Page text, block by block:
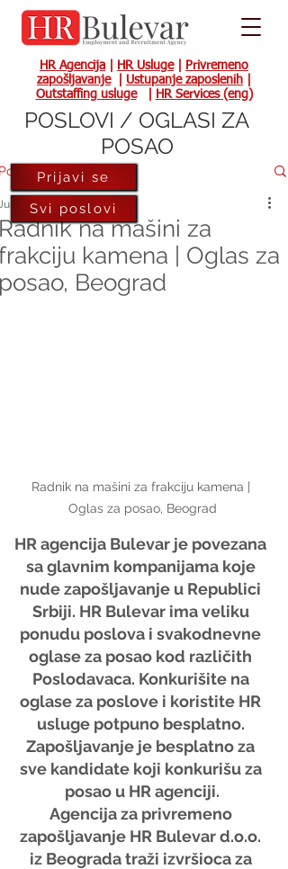
HR Agencija HR Usluge|
Privremeno
zapošljavanje| Ustupanje zaposlenih
Outstaffing usluge| HR Services (eng)
na mašini za
kamena | Oglas za
Beograd
7, 2024
Radnik na mašini za frakciju kamena |
Oglas za posao, Beograd
HR agencija Bulevar je povezana
sa glavnim kompanijama koje
nude zapošljavanje u Republici
Srbiji. HR Bulevar ima veliku
ponudu poslova i svakodnevne
oglase za posao kod različith
Poslodavaca. Konkurišite na
oglase za poslove i koristite HR
usluge potpuno besplatno.
Zapošljavanje je besplatno za
sve kandidate koji konkurišu za
posao u HR agenciji.
Agencija za privremeno
zapošljavanje HR Bulevar d.o.o.
iz Beograda traži izvršioca za
Prijavi se
Svi poslovi
POSLOVI / OGLASI ZA
POSAO